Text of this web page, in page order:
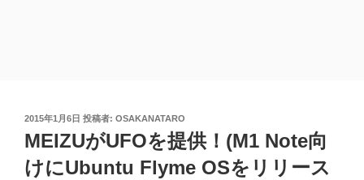
投
稿
日:
2015年1月6日 投稿者: OSAKANATARO
MEIZUがUFOを提供！(M1 Note向
けにUbuntu Flyme OSをリリース